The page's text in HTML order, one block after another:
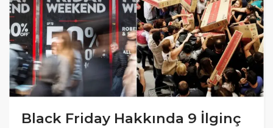
Black Friday Hakkında 9 İlginç